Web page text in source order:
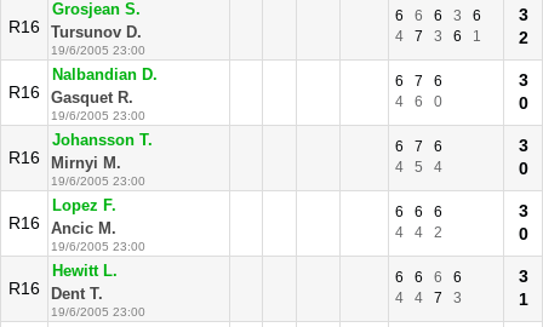
R16
Grosjean S.
Tursunov D.
19/6/2005 23:00
6 6 6 3
6
4
7 3 6 1
3
2
R16
Nalbandian D.
Gasquet R.
19/6/2005 23:00
6 7
6
4
6 0
3
0
R16
Johansson T.
Mirnyi M.
19/6/2005 23:00
6 7
6
4
5 4
3
0
R16
Lopez F.
Ancic M.
19/6/2005 23:00
6 6
6
4
4 2
3
0
R16
Hewitt L.
Dent T.
19/6/2005 23:00
6 6 6
6
4
4 7 3
3
1